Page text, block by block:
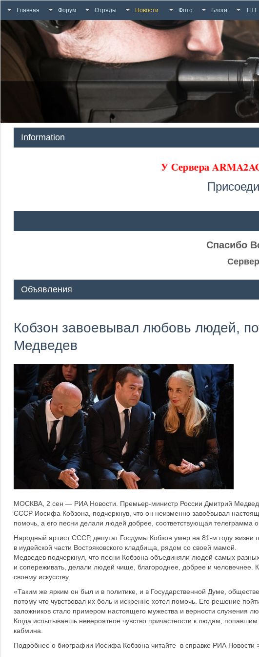
Главная Форум Отряды Новости Фото Блоги ТНТ
Information
У Сервера
Спасибо
Объявления
Кобзон завоевывал любовь людей,
Медведев
МОСКВА, 2 сен — РИА Новости. Премьер-министр России Дмитрий
СССР Иосифа Кобзона, подчеркнув, что он неизменно завоёвывал
помочь, а его песни делали людей добрее, соответствующая телеграмма
Народный артист СССР, депутат Госдумы Кобзон умер на 81-м году жизни
в иудейской части Востряковского кладбища, рядом со своей мамой.
Медведев подчеркнул, что песни Кобзона объединяли людей самых
и сопереживать, делали людей чище, благороднее, добрее и человечнее.
своему искусству.
«Таким же ярким он был и в политике, и в Государственной Думе,
потому что чувствовал их боль и искренне хотел помочь. Его решение
заложников стало примером настоящего мужества и верности служения
Когда испытываешь невероятное чувство причастности к людям,
кабмина.
Подробнее о биографии Иосифа Кобзона читайте в справке РИА Новости